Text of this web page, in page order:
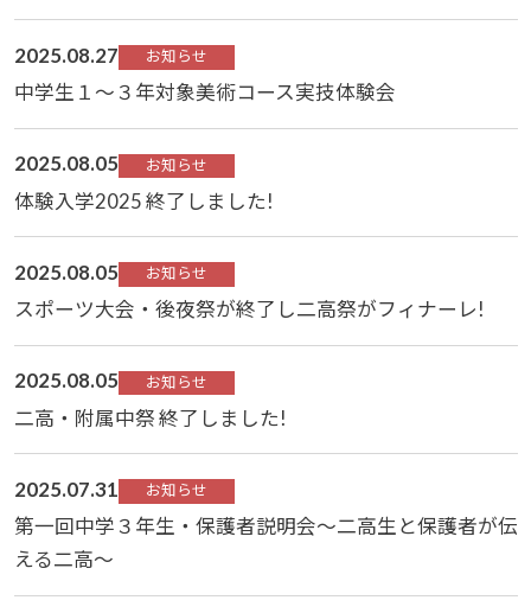
2025.08.27 お知らせ
中学生１～３年対象美術コース実技体験会
2025.08.05 お知らせ
体験入学2025 終了しました!
2025.08.05 お知らせ
スポーツ大会・後夜祭が終了し二高祭がフィナーレ!
2025.08.05 お知らせ
二高・附属中祭 終了しました!
2025.07.31 お知らせ
第一回中学３年生・保護者説明会～二高生と保護者が伝
える二高～